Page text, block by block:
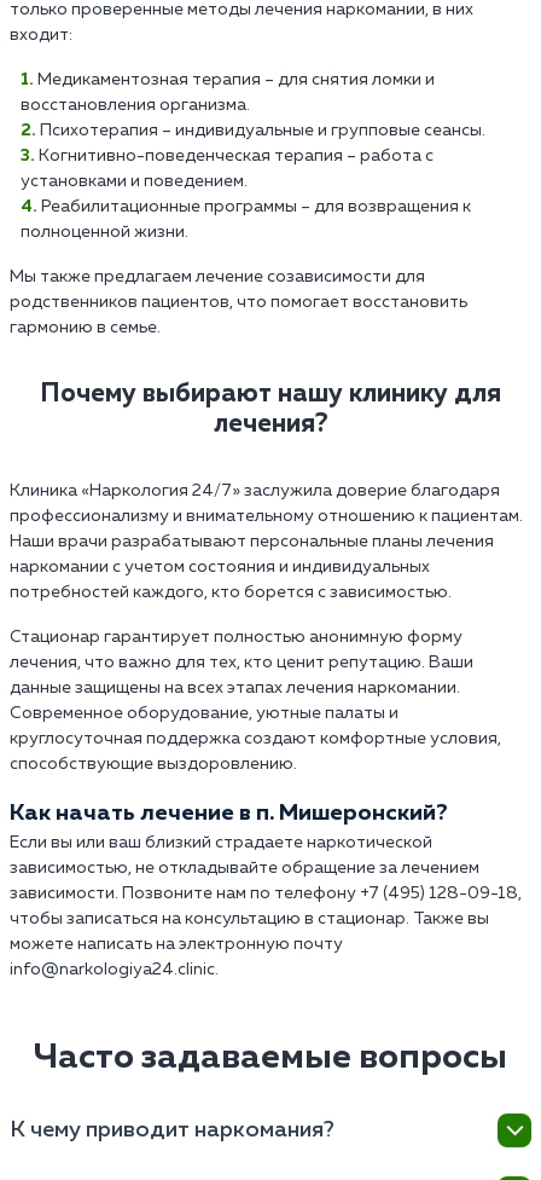
только проверенные методы лечения наркомании, в них
входит:
Медикаментозная терапия – для снятия ломки и
восстановления организма.
Психотерапия – индивидуальные и групповые сеансы.
Когнитивно-поведенческая терапия – работа с
установками и поведением.
Реабилитационные программы – для возвращения к
полноценной жизни.
Мы также предлагаем лечение созависимости для
родственников пациентов, что помогает восстановить
гармонию в семье.
Почему выбирают нашу клинику для
лечения?
Клиника «Наркология 24/7» заслужила доверие благодаря
профессионализму и внимательному отношению к пациентам.
Наши врачи разрабатывают персональные планы лечения
наркомании с учетом состояния и индивидуальных
потребностей каждого, кто борется с зависимостью.
Стационар гарантирует полностью анонимную форму
лечения, что важно для тех, кто ценит репутацию. Ваши
данные защищены на всех этапах лечения наркомании.
Современное оборудование, уютные палаты и
круглосуточная поддержка создают комфортные условия,
способствующие выздоровлению.
Как начать лечение в п. Мишеронский?
Если вы или ваш близкий страдаете наркотической
зависимостью, не откладывайте обращение за лечением
зависимости. Позвоните нам по телефону +7 (495) 128-09-18,
чтобы записаться на консультацию в стационар. Также вы
можете написать на электронную почту
info@narkologiya24.clinic.
Часто задаваемые вопросы
К чему приводит наркомания?